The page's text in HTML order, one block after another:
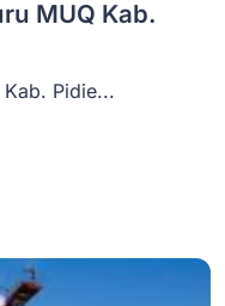
MUQ Kab.
Kab. Pidie...